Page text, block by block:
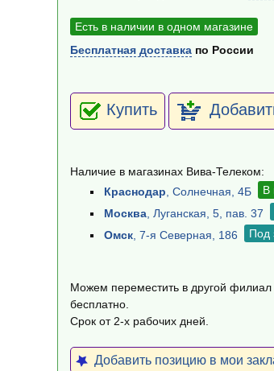
Есть в наличии в одном магазине
Бесплатная доставка по России
Купить
Наличие в магазинах Вива-Телеком:
Краснодар , Солнечная, 4Б
В
Москва , Луганская, 5, пав. 37
Омск , 7-я Северная, 186 Под
Можем переместить в другой
бесплатно.
Срок от 2-х рабочих дней.
Добавить позицию в мои